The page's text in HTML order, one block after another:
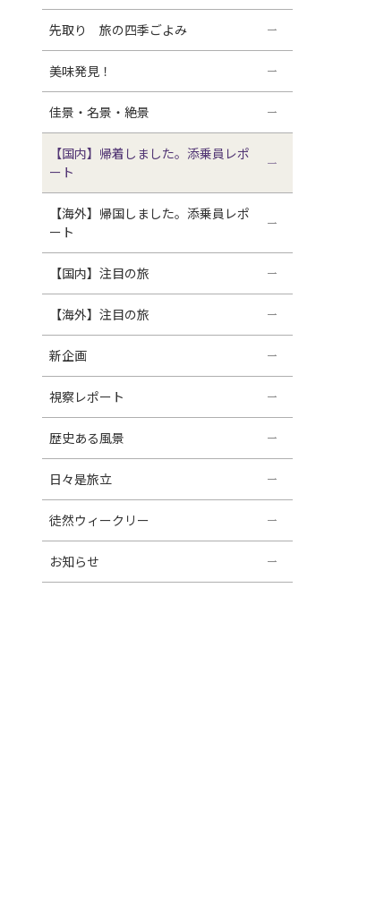
先取り 旅の四季ごよみ
美味発見！
佳景・名景・絶景
【国内】帰着しました。添乗員レポ
ート
【海外】帰国しました。添乗員レポ
ート
【国内】注目の旅
【海外】注目の旅
新企画
視察レポート
歴史ある風景
日々是旅立
徒然ウィークリー
お知らせ